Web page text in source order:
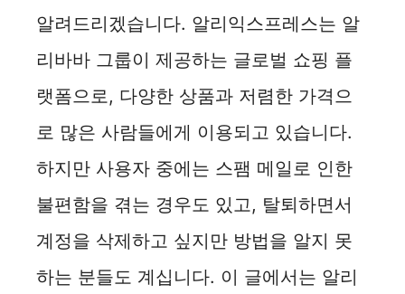
알려드리겠습니다. 알리익스프레스는 알
리바바 그룹이 제공하는 글로벌 쇼핑 플
랫폼으로, 다양한 상품과 저렴한 가격으
로 많은 사람들에게 이용되고 있습니다.
하지만 사용자 중에는 스팸 메일로 인한
불편함을 겪는 경우도 있고, 탈퇴하면서
계정을 삭제하고 싶지만 방법을 알지 못
하는 분들도 계십니다. 이 글에서는 알리